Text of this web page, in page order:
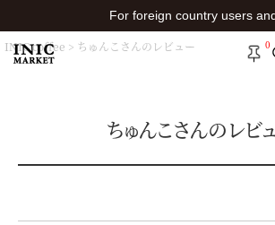
For foreign country users
0
INIC coffee ちゅんこさんのレビュー
ちゅんこさんのレビ